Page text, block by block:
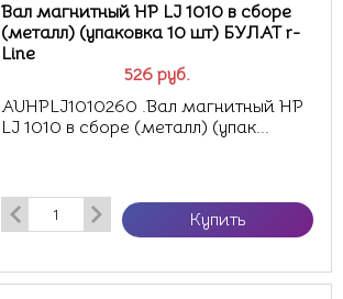
526 руб.
Вал магнитный HP LJ 1010 в сборе
(металл) (упаковка 10 шт) БУЛАТ r-
Line
AUHPLJ1010260 .Вал магнитный HP
LJ 1010 в сборе (металл) (упак...
Купить